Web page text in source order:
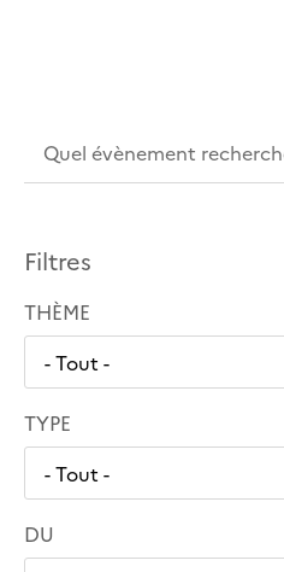
Filtres
THÈME
TYPE
DU